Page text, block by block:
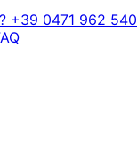
+39 0471 962 540